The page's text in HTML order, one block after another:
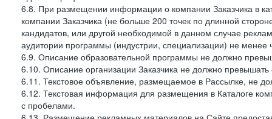
6.8. При размещении информации о компании Заказчика в
компании Заказчика (не больше 200 точек по длинной
кандидатов, или другой необходимой в данном случае
аудитории программы (индустрии, специализации) не
6.9. Описание образовательной программы не должно
6.10. Описание организации Заказчика не должно
6.11. Текстовое объявление, размещаемое в Рассылке, не
6.12. Текстовая информация для размещения в Каталоге
с пробелами.